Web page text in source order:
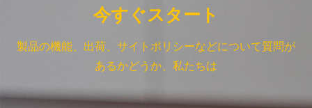
今すぐスタート
製品の機能、出荷、サイトポリシーなどについて質問が
あるかどうか、私たちは